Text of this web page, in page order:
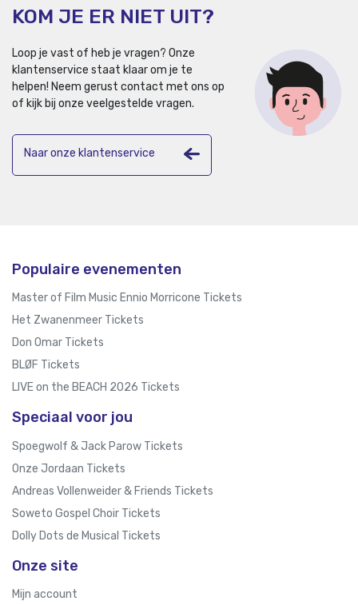
KOM JE ER NIET UIT?
Loop je vast of heb je vragen? Onze
klantenservice staat klaar om je te
helpen! Neem gerust contact met ons op
of kijk bij onze veelgestelde vragen.
Naar onze klantenservice
Populaire evenementen
Master of Film Music Ennio Morricone Tickets
Het Zwanenmeer Tickets
Don Omar Tickets
BLØF Tickets
LIVE on the BEACH 2026 Tickets
Speciaal voor jou
Spoegwolf & Jack Parow Tickets
Onze Jordaan Tickets
Andreas Vollenweider & Friends Tickets
Soweto Gospel Choir Tickets
Dolly Dots de Musical Tickets
Onze site
Mijn account